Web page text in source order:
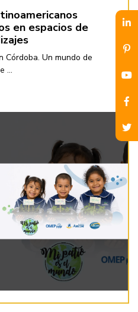
en espacios de
Córdoba. Un mundo de
...